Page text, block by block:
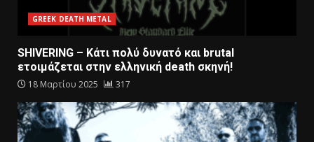
GREEK DEATH METAL
SHIVERING – Κάτι πολύ δυνατό και brutal
ετοιμάζεται στην ελληνική death σκηνή!
18 Μαρτίου 2025 317